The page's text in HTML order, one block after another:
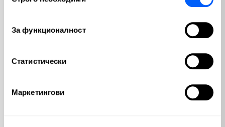
За функционалност
Статистически
Маркетингови
Теми
Макроикономика (3)